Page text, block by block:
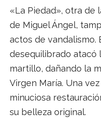
«La Piedad», otra de
de Miguel Ángel,
actos de vandalismo.
desequilibrado atacó
martillo, dañando la
Virgen María. Una
minuciosa
su belleza original.